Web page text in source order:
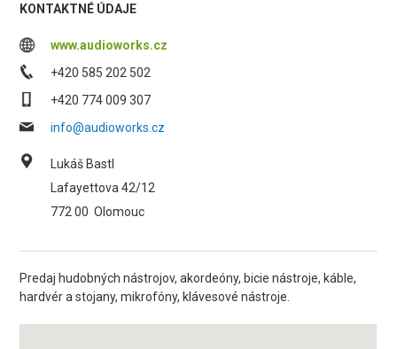
KONTAKTNÉ ÚDAJE
www.audioworks.cz
+420 585 202 502
+420 774 009 307
info@audioworks.cz
Lukáš Bastl
Lafayettova 42/12
772 00 Olomouc
Predaj hudobných nástrojov, akordeóny, bicie nástroje, káble,
hardvér a stojany, mikrofóny, klávesové nástroje.